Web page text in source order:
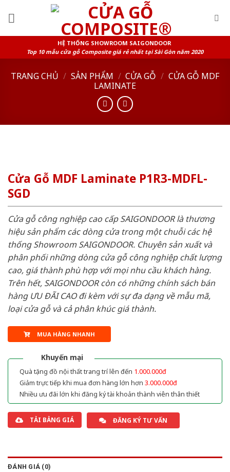
HỆ THỐNG SHOWROOM SAIGONDOOR
Top 10 mẫu cửa gỗ Composite giá rẻ nhất tại Sài Gòn năm 2020
TRANG CHỦ / SẢN PHẨM / CỬA GỖ / CỬA GỖ MDF
LAMINATE
Cửa Gỗ MDF Laminate P1R3-MDFL-
SGD
Cửa gỗ công nghiệp cao cấp SAIGONDOOR là thương
hiệu sản phẩm các dòng cửa trong một chuỗi các hệ
thống Showroom SAIGONDOOR. Chuyên sản xuất và
phân phối những dòng cửa gỗ công nghiệp chất lượng
cao, giá thành phù hợp với mọi nhu cầu khách hàng.
Trên hết, SAIGONDOOR còn có những chính sách bán
hàng ƯU ĐÃI CAO đi kèm với sự đa dạng về mẫu mã,
loại cửa gỗ và cả phân khúc giá thành.
MUA HÀNG NHANH
Khuyến mại
Quà tặng đồ nội thất trang trí lên đến 1.000.000đ
Giảm trực tiếp khi mua đơn hàng lớn hơn 3.000.000đ
Nhiều ưu đãi lớn khi đăng ký tài khoản thành viên thân thiết
TẢI BẢNG GIÁ ĐĂNG KÝ TƯ VẤN
ĐÁNH GIÁ (0)